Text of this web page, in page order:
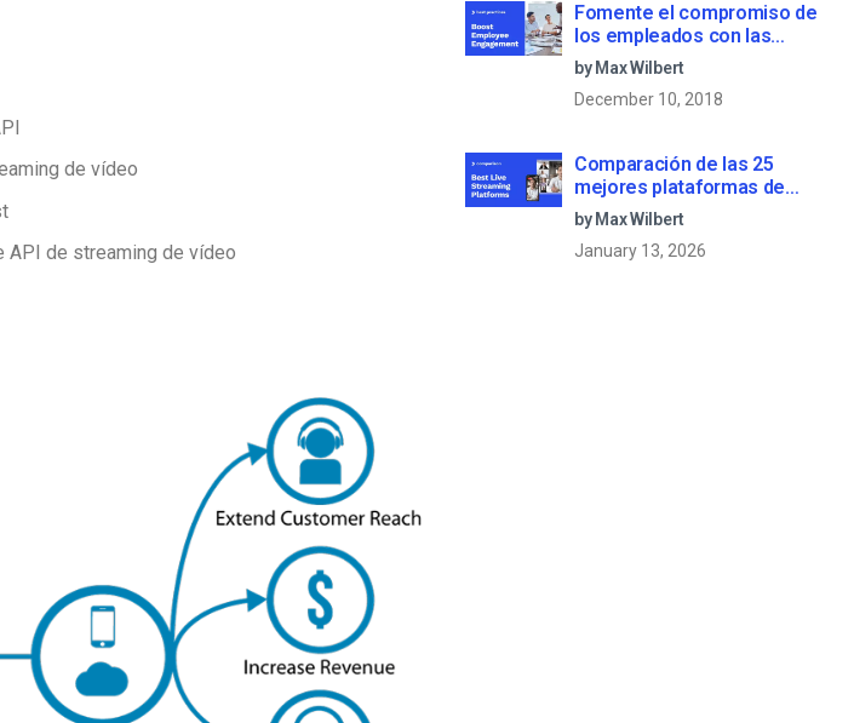
de vídeo
API de streaming de vídeo
Fomente el compromiso de
los empleados con las
comunicaciones corporativas
en directo
by Max Wilbert
December 10, 2018
Comparación de las 25
mejores plataformas de
streaming en directo en 2025
by Max Wilbert
January 13, 2026